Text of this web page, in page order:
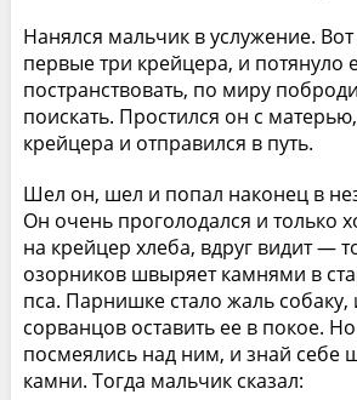
Нанялся мальчик в услужение.
первые три крейцера, и потянуло
постранствовать, по миру
поискать. Простился он с
крейцера и отправился в путь.
Шел он, шел и попал наконец в
Он очень проголодался и только
на крейцер хлеба, вдруг видит —
озорников швыряет камнями в
пса. Парнишке стало жаль
сорванцов оставить ее в покое.
посмеялись над ним, и знай себе
камни. Тогда мальчик сказал: